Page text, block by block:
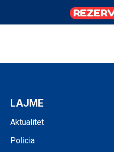
LAJME
Aktualitet
Policia